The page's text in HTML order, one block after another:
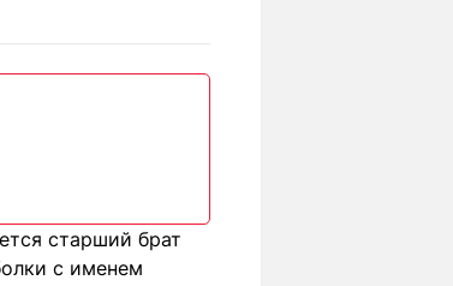
старший брат
с именем